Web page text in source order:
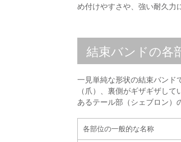
め付けやすさや、強い耐久力
結束バンドの各
一見単純な形状の結束バンド
（爪）、裏側がギザギザし
あるテール部（シェブロン）
各部位の一般的な名称